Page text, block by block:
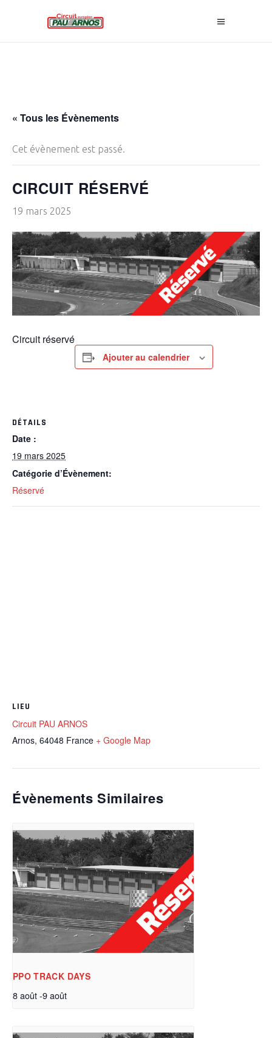
« Tous les Évènements
Cet évènement est passé.
CIRCUIT RÉSERVÉ
19 mars 2025
Circuit réservé
Ajouter au calendrier
DÉTAILS
Date :
19 mars 2025
Catégorie d’Évènement:
Réservé
LIEU
Circuit PAU ARNOS
Arnos, 64048 France + Google Map
Évènements Similaires
PPO TRACK DAYS
8 août-9 août